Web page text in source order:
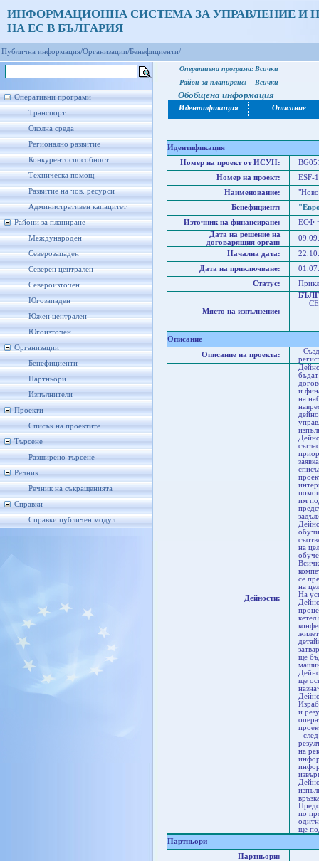
ИНФОРМАЦИОННА СИСТЕМА ЗА УПРАВЛЕНИЕ И
НА ЕС В БЪЛГАРИЯ
Публична информация/Организации/Бенефициенти/
Оперативни програми
Транспорт
Околна среда
Регионално развитие
Конкурентоспособност
Техническа помощ
Развитие на чов. ресурси
Административен капацитет
Райони за планиране
Международен
Северозападен
Северен централен
Североизточен
Югозападен
Южен централен
Югоизточен
Организации
Бенефициенти
Партньори
Изпълнители
Проекти
Списък на проектите
Търсене
Разширено търсене
Речник
Речник на съкращенията
Справки
Справки публичен модул
Оперативна програма: Всички
Район за планиране:
Всички
Обобщена информация
Идентификация Описание
Идентификация
Номер на проект от ИСУН:
Номер на проект:
ESF-
Наименование:
"Ново
Бенефициент:
Източник на финансиране:
ЕСФ
Дата на решение на
договарящия орган:
Начална дата:
Дата на приключване:
Статус:
Място на изпълнение:
Описание
Описание на проекта:
-
Дейности:
и
на
им
на
се
на
На
ще
ще
и
-
на
по
ще
Партньори
Партньори: